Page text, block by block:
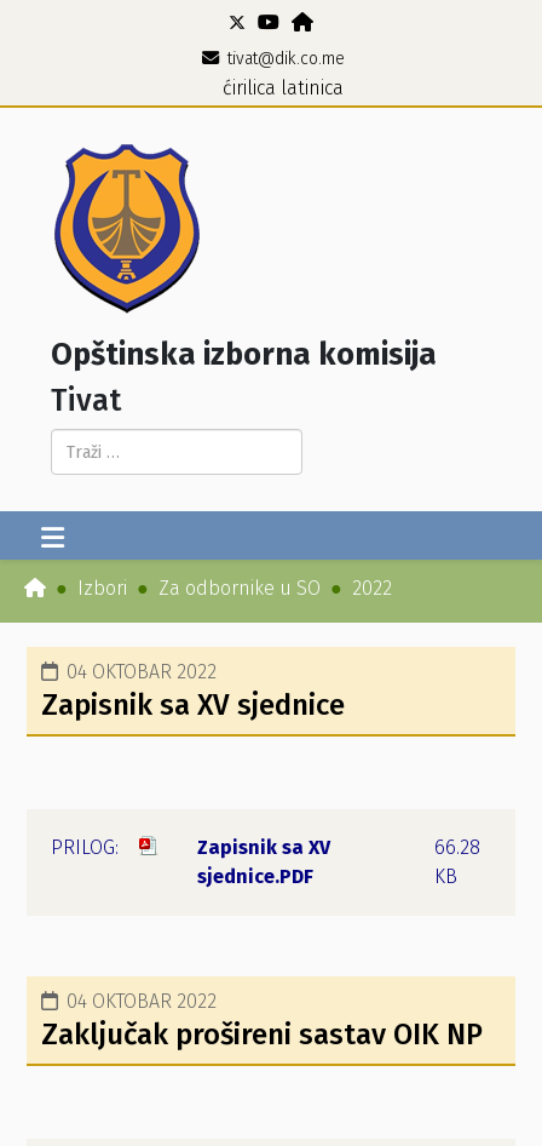
tivat@dik.co.me
ćirilica latinica
Opštinska izborna komisija
Tivat
Pretraga...
Izbori Za odbornike u SO 2022
04 OKTOBAR 2022
Zapisnik sa XV sjednice
Zapisnik sa XV
sjednice.PDF
66.28
KB
04 OKTOBAR 2022
Zaključak prošireni sastav OIK NP